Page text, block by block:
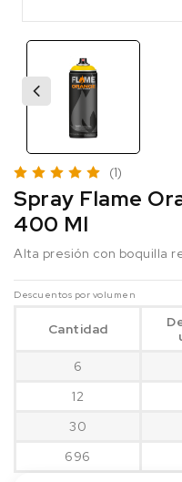
(1)
Spray Flame
400 Ml
Alta presión con boquilla
Descuentos por volumen
Cantidad
6
12
30
696